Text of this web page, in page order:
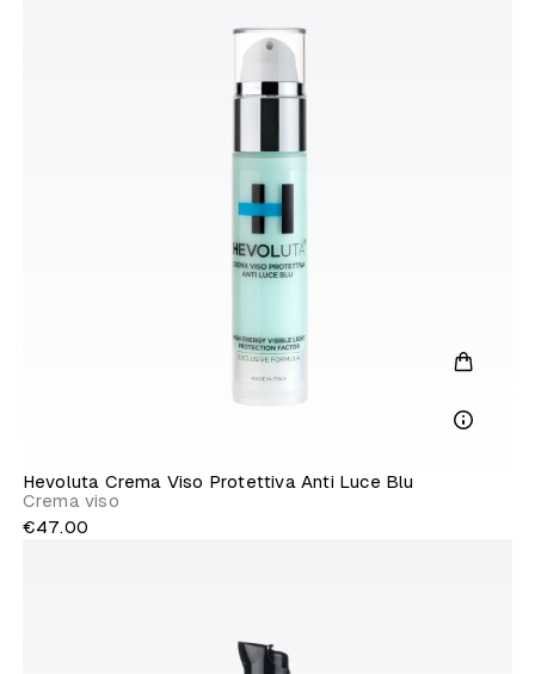
Hevoluta Crema Viso Protettiva Anti Luce Blu
Crema viso
€47.00